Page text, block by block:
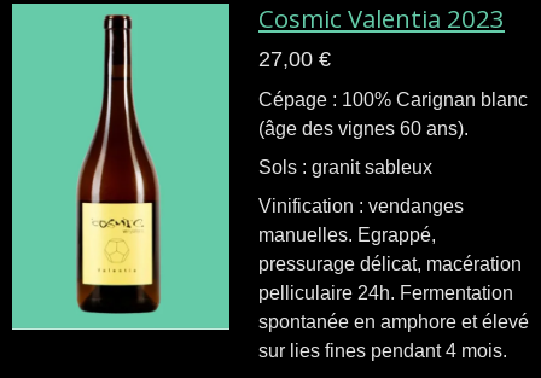
Cosmic Valentia 2023
27,00 €
Cépage : 100% Carignan blanc
(âge des vignes 60 ans).
Sols : granit sableux
Vinification : vendanges
manuelles. Egrappé,
pressurage délicat, macération
pelliculaire 24h. Fermentation
spontanée en amphore et élevé
sur lies fines pendant 4 mois.